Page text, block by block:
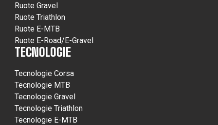
Ruote Gravel
Ruote Triathlon
Ruote E-MTB
Ruote E-Road/E-Gravel
TECNOLOGIE
Tecnologie Corsa
Tecnologie MTB
Tecnologie Gravel
Tecnologie Triathlon
Tecnologie E-MTB